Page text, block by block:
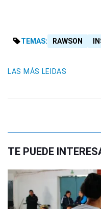
TEMAS: RAWSON
LAS MÁS LEIDAS
TE PUEDE